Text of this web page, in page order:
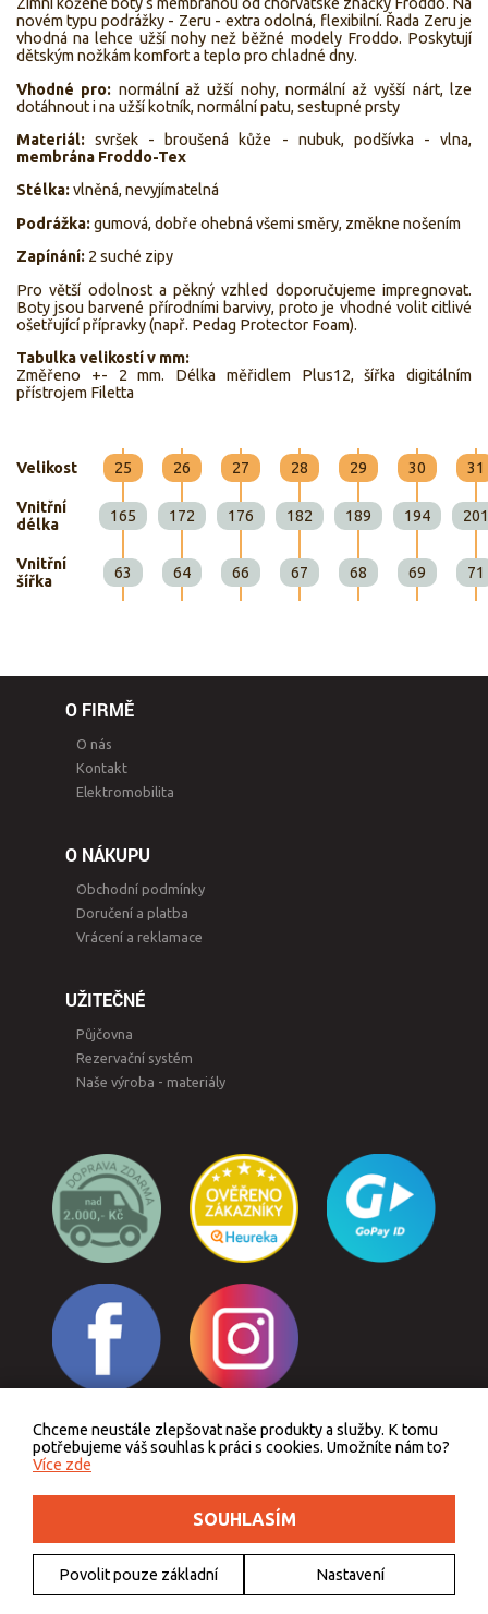
Zimní kožené boty s membránou od chorvatské značky Froddo. Na
novém typu podrážky - Zeru - extra odolná, flexibilní. Řada Zeru je
vhodná na lehce užší nohy než běžné modely Froddo. Poskytují
dětským nožkám komfort a teplo pro chladné dny.
Vhodné pro: normální až užší nohy, normální až vyšší nárt, lze
dotáhnout i na užší kotník, normální patu, sestupné prsty
Materiál: svršek - broušená kůže - nubuk, podšívka - vlna,
membrána Froddo-Tex
Stélka:vlněná, nevyjímatelná
Podrážka:gumová, dobře ohebná všemi směry, změkne nošením
Zapínání: 2 suché zipy
Pro větší odolnost a pěkný vzhled doporučujeme impregnovat.
Boty jsou barvené přírodními barvivy, proto je vhodné volit citlivé
ošetřující přípravky (např. Pedag Protector Foam).
Tabulka velikostí v mm:
Změřeno +- 2 mm. Délka měřidlem Plus12, šířka digitálním
přístrojem Filetta
Velikost 25 26 27 28 29 30 31
Vnitřní
délka
165 172 176 182 189 194 201
Vnitřní
šířka
63 64 66 67 68 69 71
O FIRMĚ
O nás
Kontakt
Elektromobilita
O NÁKUPU
Obchodní podmínky
Doručení a platba
Vrácení a reklamace
UŽITEČNÉ
Půjčovna
Rezervační systém
Naše výroba - materiály
Odstoupit od smlouvy
Podle zákona o evidenci tržeb je prodávající povinen vystavit kupujícímu účtenku.
Zároveň je povinen zaevidovat přijatou tržbu u správce daně online, v případě
technického výpadku pak nejpozději do 48 hodin.
© 2011 - 2026 Outdoorkids.cz, webdesignDriveNet s.r.o., icons
Chceme neustále zlepšovat naše produkty a služby. K tomu
potřebujeme váš souhlas k práci s cookies. Umožníte nám to?
Více zde
SOUHLASÍM
Povolit pouze základní Nastavení